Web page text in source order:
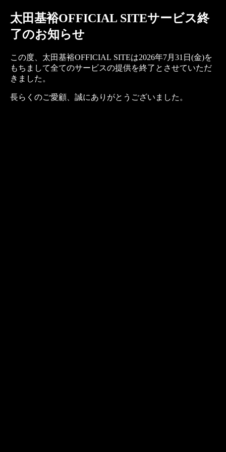
太田基裕OFFICIAL SITEサービス終
了のお知らせ
この度、太田基裕OFFICIAL SITEは2026年7月31日(金)を
もちまして全てのサービスの提供を終了とさせていただ
きました。
長らくのご愛顧、誠にありがとうございました。